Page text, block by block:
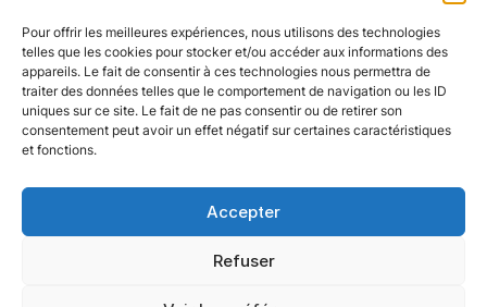
Pour offrir les meilleures expériences, nous utilisons des technologies
telles que les cookies pour stocker et/ou accéder aux informations des
appareils. Le fait de consentir à ces technologies nous permettra de
traiter des données telles que le comportement de navigation ou les ID
uniques sur ce site. Le fait de ne pas consentir ou de retirer son
consentement peut avoir un effet négatif sur certaines caractéristiques
et fonctions.
Accepter
Refuser
Notre politique
Nos agences
Nos autres marques
Nos réseaux